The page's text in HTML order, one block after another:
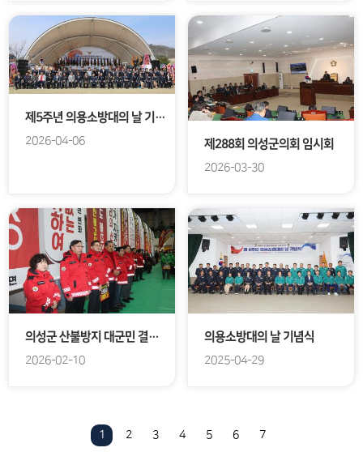
제5주년 의용소방대의 날 기념식
2026-04-06 제288회 의성군의회 임시회
2026-03-30
의성군 산불방지 대군민 결의대회
2026-02-10
의용소방대의 날 기념식
2025-04-29
1 2 3 4 5 6 7